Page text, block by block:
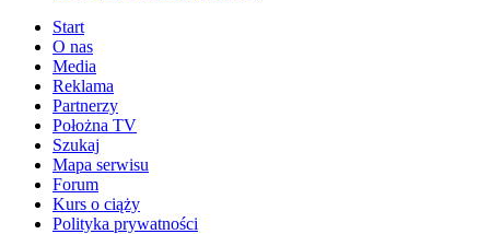
Start
O nas
Media
Reklama
Partnerzy
Położna TV
Szukaj
Mapa serwisu
Forum
Kurs o ciąży
Polityka prywatności